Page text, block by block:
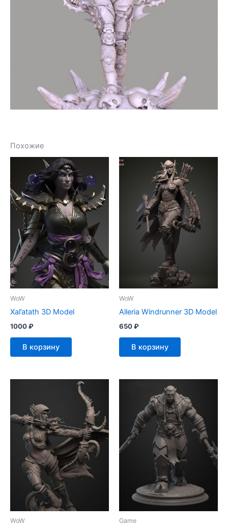
Похожие
WoW
Xal’atath 3D Model
1000₽
В корзину
WoW
Alleria Windrunner 3D Model
650₽
В корзину
WoW Game